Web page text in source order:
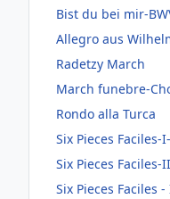
Bist du bei mir-
Allegro aus
Radetzy March
March funebre-
Rondo alla Turca
Six Pieces Faciles-
Six Pieces Faciles-
Six Pieces Faciles